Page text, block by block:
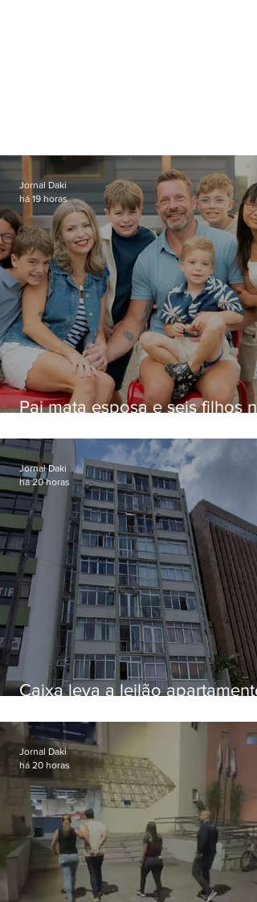
Pai mata esposa e seis filhos
Jornal Daki
há 19 horas
Caixa leva a leilão apartamento
Botafogo
Jornal Daki
há 20 horas
Jornal Daki
há 20 horas